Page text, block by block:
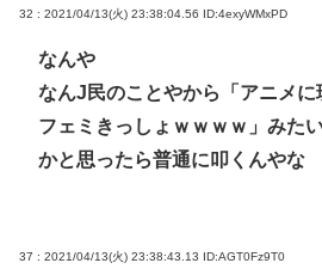
32 : 2021/04/13(火) 23:38:04.56 ID:4exyWMxPD
なんや
なんJ民のことやから「アニメ
フェミきっしょｗｗｗｗ」みた
かと思ったら普通に叩くんやな
37 : 2021/04/13(火) 23:38:43.13 ID:AGT0Fz9T0